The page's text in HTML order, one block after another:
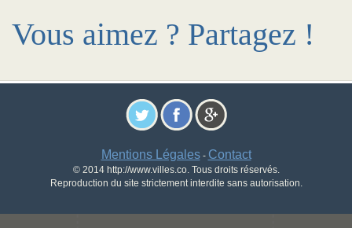
Vous aimez ? Partagez !
Mentions Légales- Contact
© 2014 http://www.villes.co. Tous droits réservés.
Reproduction du site strictement interdite sans autorisation.